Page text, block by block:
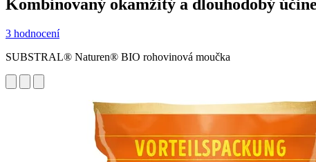
Kombinovaný okamžitý a dlouhodobý
3 hodnocení
SUBSTRAL® Naturen® BIO rohovinová moučka